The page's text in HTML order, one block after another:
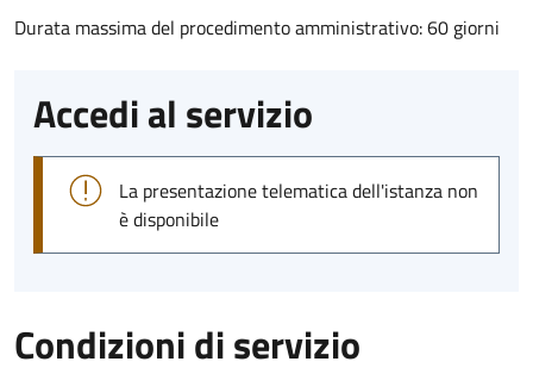
Durata massima del procedimento amministrativo: 60 giorni
Accedi al servizio
La presentazione telematica dell'istanza non
è disponibile
Condizioni di servizio